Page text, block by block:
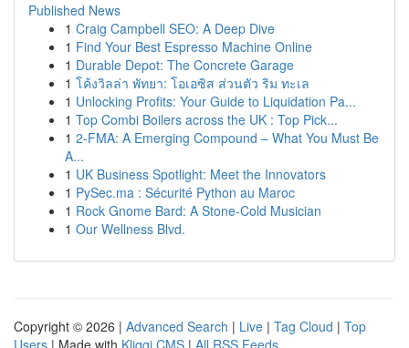
Published News
1 Craig Campbell SEO: A Deep Dive
1 Find Your Best Espresso Machine Online
1 Durable Depot: The Concrete Garage
1 โค้งวิลล่า พัทยา: โอเอซิส ส่วนตัว ริม ทะเล
1 Unlocking Profits: Your Guide to Liquidation Pa...
1 Top Combi Boilers across the UK : Top Pick...
1 2-FMA: A Emerging Compound – What You Must Be
A...
1 UK Business Spotlight: Meet the Innovators
1 PySec.ma : Sécurité Python au Maroc
1 Rock Gnome Bard: A Stone-Cold Musician
1 Our Wellness Blvd.
Copyright © 2026 | Advanced Search | Live | Tag Cloud | Top
Users | Made with Kliqqi CMS | All RSS Feeds